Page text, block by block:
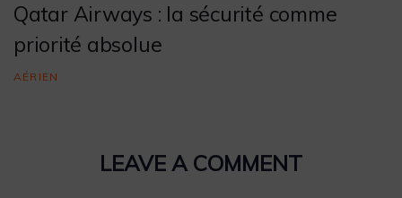
Qatar Airways : la sécurité comme
priorité absolue
AÉRIEN
LEAVE A COMMENT